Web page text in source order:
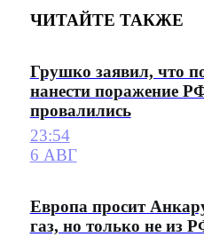
ЧИТАЙТЕ ТАКЖЕ
Грушко заявил, что
нанести поражение
провалились
23:54
6 АВГ
Европа просит
газ, но только не из